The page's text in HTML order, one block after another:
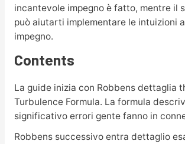
incantevole impegno è fatto, mentre il
può aiutarti implementare le intuizioni
impegno.
Contents
La guide inizia con Robbens dettaglia
Turbulence Formula. La formula
significativo errori gente fanno in
Robbens successivo entra dettaglio